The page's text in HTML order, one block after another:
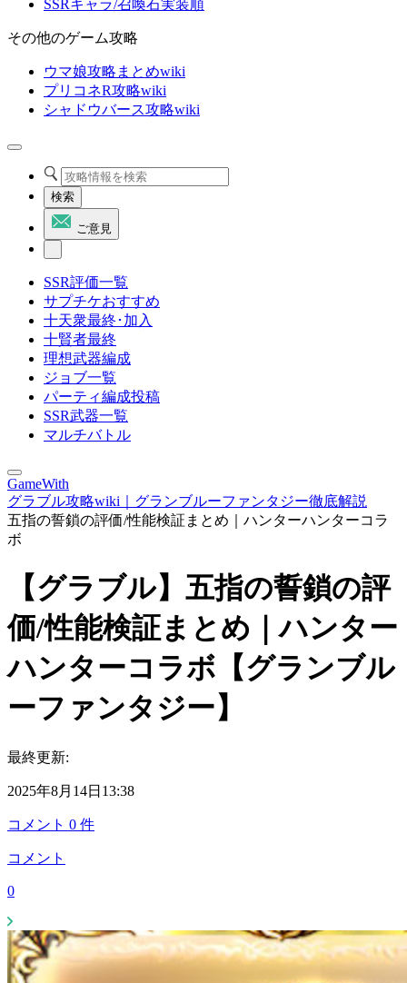
SSRキャラ/召喚石実装順
その他のゲーム攻略
ウマ娘攻略まとめwiki
プリコネR攻略wiki
シャドウバース攻略wiki
検索
ご意見
SSR評価一覧
サプチケおすすめ
十天衆最終･加入
十賢者最終
理想武器編成
ジョブ一覧
パーティ編成投稿
SSR武器一覧
マルチバトル
GameWith
グラブル攻略wiki｜グランブルーファンタジー徹底解説
五指の誓鎖の評価/性能検証まとめ｜ハンターハンターコラ
ボ
【グラブル】五指の誓鎖の評
価/性能検証まとめ｜ハンター
ハンターコラボ【グランブル
ーファンタジー】
最終更新:
2025年8月14日13:38
コメント 0 件
コメント
0